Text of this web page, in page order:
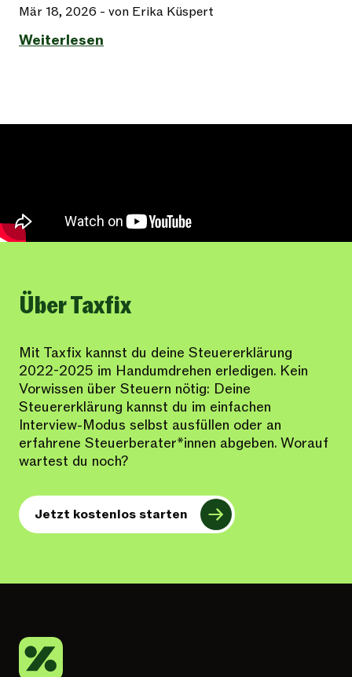
Mär 18, 2026 - von Erika Küspert
Weiterlesen
Über Taxfix
Mit Taxfix kannst du deine Steuererklärung
2022-2025 im Handumdrehen erledigen. Kein
Vorwissen über Steuern nötig: Deine
Steuererklärung kannst du im einfachen
Interview-Modus selbst ausfüllen oder an
erfahrene Steuerberater*innen abgeben. Worauf
wartest du noch?
Jetzt kostenlos starten